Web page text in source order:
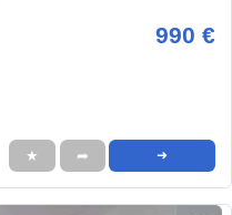
990 €
★ ➦ ➜